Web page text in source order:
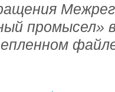
промысел»